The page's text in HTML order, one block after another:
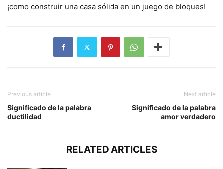
¡como construir una casa sólida en un juego de bloques!
Previous article
Significado de la palabra
ductilidad
Next article
Significado de la palabra
amor verdadero
RELATED ARTICLES